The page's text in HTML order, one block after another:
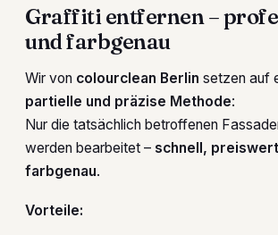
Graffiti entfernen –
und farbgenau
Wir von colourclean Berlin setzen auf
partielle und präzise Methode:
Nur die tatsächlich betroffenen
werden bearbeitet – schnell,
farbgenau.
Vorteile: